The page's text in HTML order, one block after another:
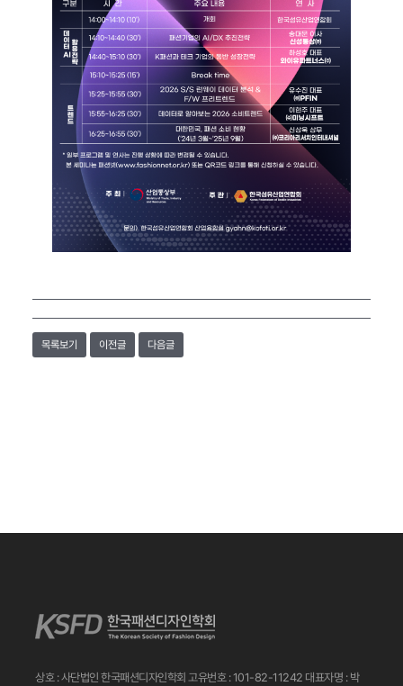
목록보기 이전글 다음글
상호 : 사단법인 한국패션디자인학회 고유번호 : 101-82-11242 대표자명 : 박